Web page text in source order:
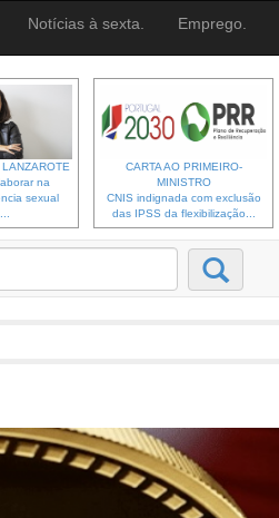
Notícias à sexta. Emprego.
na
sexual
CARTA AO PRIMEIRO-
MINISTRO
CNIS indignada com exclusão
das IPSS da flexibilização...